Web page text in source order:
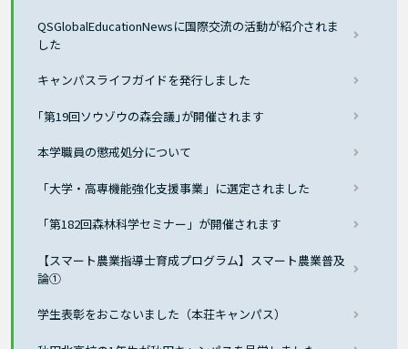
QSGlobalEducationNewsに国際交流の活動が紹介されま
した
キャンパスライフガイドを発行しました
｢第19回ソウゾウの森会議｣が開催されます
本学職員の懲戒処分について
「大学・高専機能強化支援事業」に選定されました
「第182回森林科学セミナー」が開催されます
【スマート農業指導士育成プログラム】スマート農業普及
論①
学生表彰をおこないました（本荘キャンパス）